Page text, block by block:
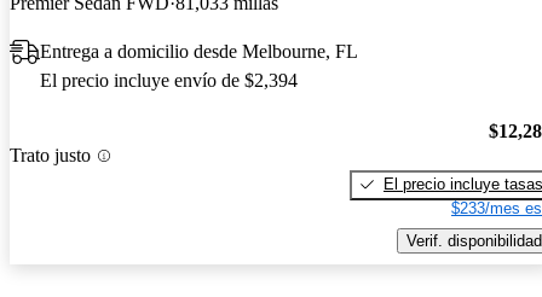
Entrega a domicilio desde Melbourne, FL
El precio incluye envío de $2,394
Trato justo
El precio incluye tasas
$233/mes
Verif. disponibilidad